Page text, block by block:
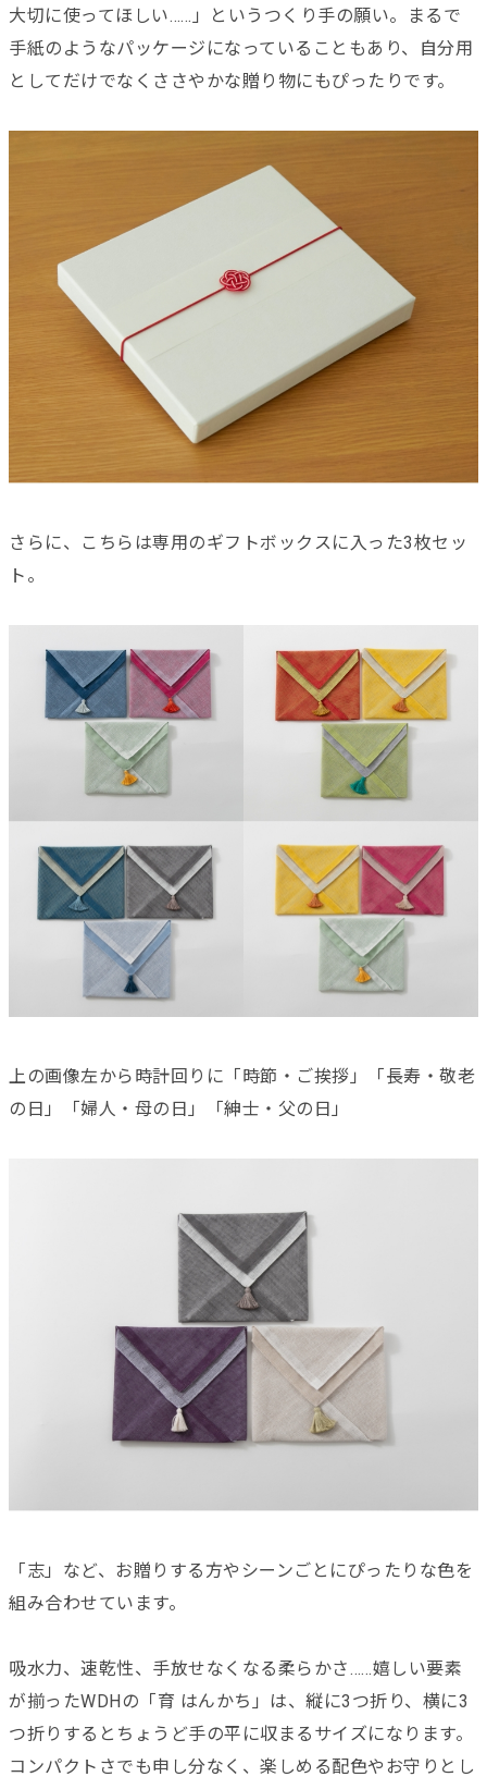
大切に使ってほしい……」というつくり手の願い。まるで
手紙のようなパッケージになっていることもあり、自分用
としてだけでなくささやかな贈り物にもぴったりです。
さらに、こちらは専用のギフトボックスに入った3枚セッ
ト。
上の画像左から時計回りに「時節・ご挨拶」「長寿・敬老
の日」「婦人・母の日」「紳士・父の日」
「志」など、お贈りする方やシーンごとにぴったりな色を
組み合わせています。
吸水力、速乾性、手放せなくなる柔らかさ……嬉しい要素
が揃ったWDHの「育 はんかち」は、縦に3つ折り、横に3
つ折りするとちょうど手の平に収まるサイズになります。
コンパクトさでも申し分なく、楽しめる配色やお守りとし